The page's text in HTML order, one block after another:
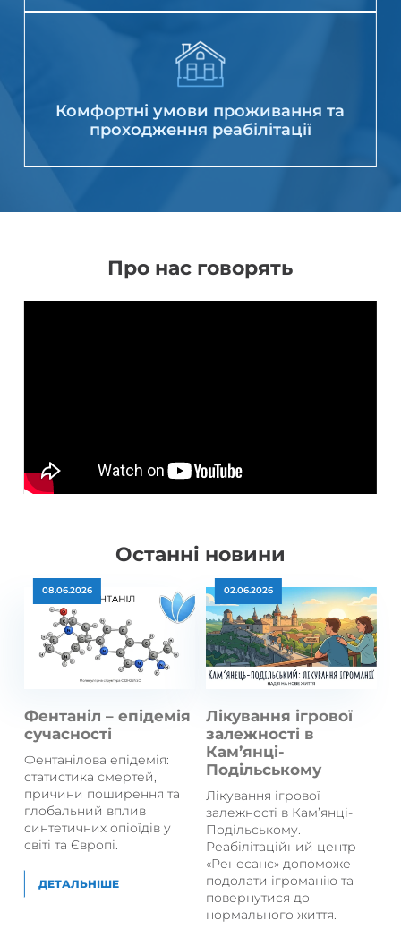
Комфортні умови проживання та
проходження реабілітації
Про нас говорять
Останні новини
Фентаніл – епідемія
сучасності
08.06.2026
Фентанілова епідемія:
статистика смертей,
причини поширення та
глобальний вплив
синтетичних опіоїдів у
світі та Європі.
ДЕТАЛЬНІШЕ
Лікування ігрової
залежності в
Кам’янці-
Подільському
02.06.2026
Лікування ігрової
залежності в Кам’янці-
Подільському.
Реабілітаційний центр
«Ренесанс» допоможе
подолати ігроманію та
повернутися до
нормального життя.